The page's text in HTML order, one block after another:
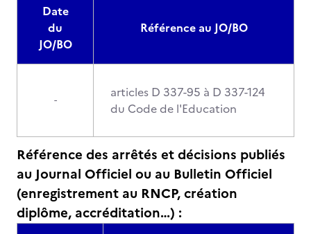
Date
du
JO/BO
Référence au JO/BO
-
articles D 337-95 à D 337-124
du Code de l'Education
Référence des arrêtés et décisions publiés
au Journal Officiel ou au Bulletin Officiel
(enregistrement au RNCP, création
diplôme, accréditation…) :